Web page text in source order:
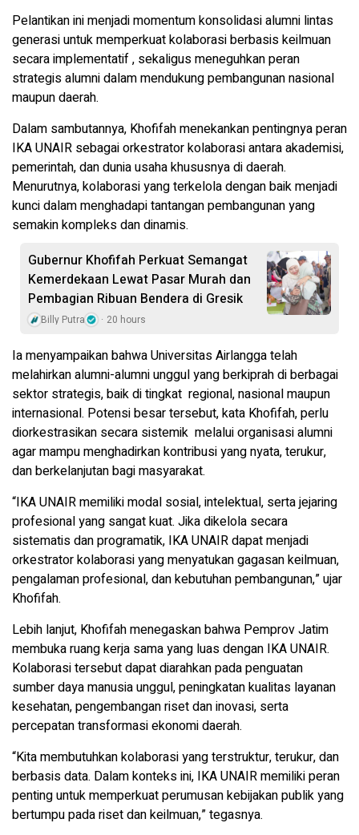
Pelantikan ini menjadi momentum konsolidasi alumni lintas
generasi untuk memperkuat kolaborasi berbasis keilmuan
secara implementatif , sekaligus meneguhkan peran
strategis alumni dalam mendukung pembangunan nasional
maupun daerah.
Dalam sambutannya, Khofifah menekankan pentingnya peran
IKA UNAIR sebagai orkestrator kolaborasi antara akademisi,
pemerintah, dan dunia usaha khususnya di daerah.
Menurutnya, kolaborasi yang terkelola dengan baik menjadi
kunci dalam menghadapi tantangan pembangunan yang
semakin kompleks dan dinamis.
Gubernur Khofifah Perkuat Semangat
Kemerdekaan Lewat Pasar Murah dan
Pembagian Ribuan Bendera di Gresik
Billy Putra 20 hours
Ia menyampaikan bahwa Universitas Airlangga telah
melahirkan alumni-alumni unggul yang berkiprah di berbagai
sektor strategis, baik di tingkat regional, nasional maupun
internasional. Potensi besar tersebut, kata Khofifah, perlu
diorkestrasikan secara sistemik melalui organisasi alumni
agar mampu menghadirkan kontribusi yang nyata, terukur,
dan berkelanjutan bagi masyarakat.
“IKA UNAIR memiliki modal sosial, intelektual, serta jejaring
profesional yang sangat kuat. Jika dikelola secara
sistematis dan programatik, IKA UNAIR dapat menjadi
orkestrator kolaborasi yang menyatukan gagasan keilmuan,
pengalaman profesional, dan kebutuhan pembangunan,” ujar
Khofifah.
Lebih lanjut, Khofifah menegaskan bahwa Pemprov Jatim
membuka ruang kerja sama yang luas dengan IKA UNAIR.
Kolaborasi tersebut dapat diarahkan pada penguatan
sumber daya manusia unggul, peningkatan kualitas layanan
kesehatan, pengembangan riset dan inovasi, serta
percepatan transformasi ekonomi daerah.
“Kita membutuhkan kolaborasi yang terstruktur, terukur, dan
berbasis data. Dalam konteks ini, IKA UNAIR memiliki peran
penting untuk memperkuat perumusan kebijakan publik yang
bertumpu pada riset dan keilmuan,” tegasnya.